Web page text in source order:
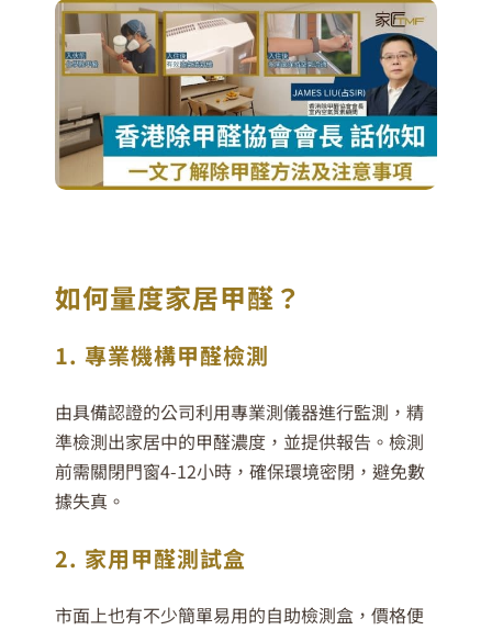
如何量度家居甲醛？
1. 專業機構甲醛檢測
由具備認證的公司利用專業測儀器進行監測，精
準檢測出家居中的甲醛濃度，並提供報告。檢測
前需關閉門窗4-12小時，確保環境密閉，避免數
據失真。
2. 家用甲醛測試盒
市面上也有不少簡單易用的自助檢測盒，價格便